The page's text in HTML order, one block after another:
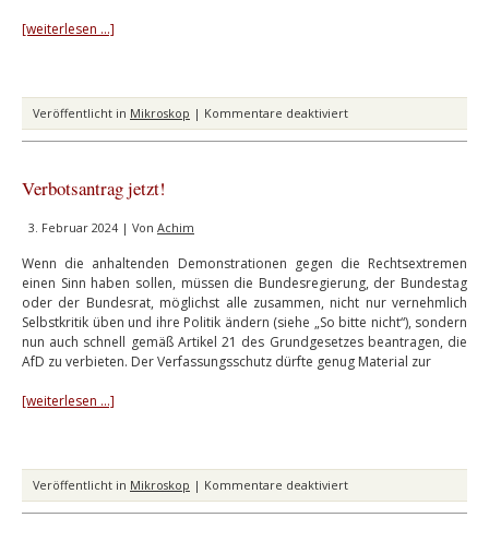
[weiterlesen …]
Veröffentlicht in Mikroskop | Kommentare deaktiviertfür
Zwei
Verbotsantrag jetzt!
3. Februar 2024 | Von Achim
Wenn die anhaltenden Demonstrationen gegen die Rechtsextremen
einen Sinn haben sollen, müssen die Bundesregierung, der Bundestag
oder der Bundesrat, möglichst alle zusammen, nicht nur vernehmlich
Selbstkritik üben und ihre Politik ändern (siehe „So bitte nicht“), sondern
nun auch schnell gemäß Artikel 21 des Grundgesetzes beantragen, die
AfD zu verbieten. Der Verfassungsschutz dürfte genug Material zur
[weiterlesen …]
Veröffentlicht in Mikroskop | Kommentare deaktiviertfür
Verbotsantrag